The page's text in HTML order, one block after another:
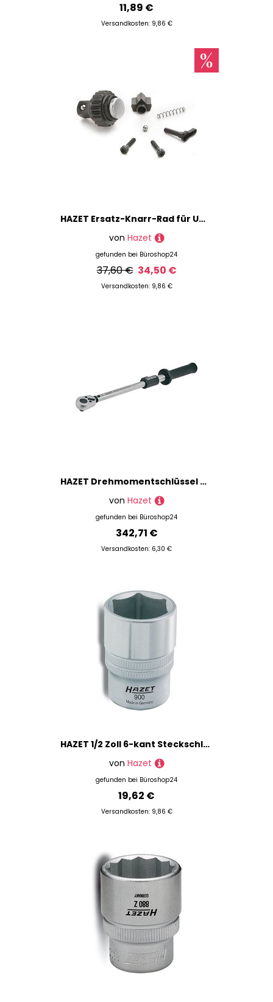
11,89 €
Versandkosten: 9,86 €
HAZET Ersatz-Knarr-Rad für Umschaltknarre 863S/7 mit Sciherheitsverriegelung 7-teilig, 1 St.
von Hazet
gefunden bei Büroshop24
37,60 € 34,50 €
Versandkosten: 9,86 €
HAZET Drehmomentschlüssel Click-Lens-Type 5122-2CLT, 1 St.
von Hazet
gefunden bei Büroshop24
342,71 €
Versandkosten: 6,30 €
HAZET 1/2 Zoll 6-kant Steckschlüsseleinsatz Größe: 22,0 mm
von Hazet
gefunden bei Büroshop24
19,62 €
Versandkosten: 9,86 €